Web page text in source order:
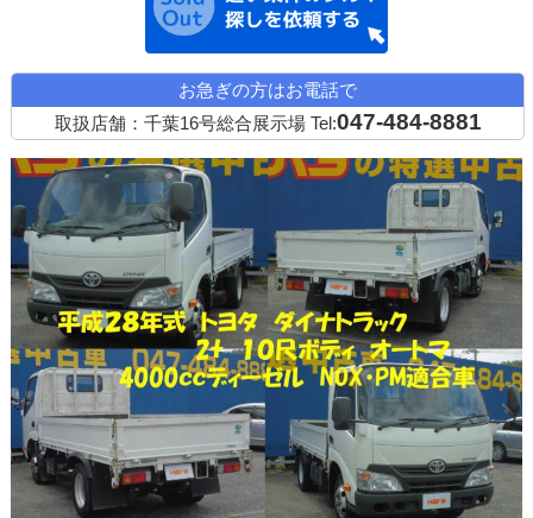
お急ぎの方はお電話で
取扱店舗：千葉16号総合展示場 Tel:047-484-8881